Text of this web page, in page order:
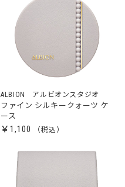
ALBION アルビオンスタジオ
ファイン シルキークォーツ ケ
ース
￥1,100